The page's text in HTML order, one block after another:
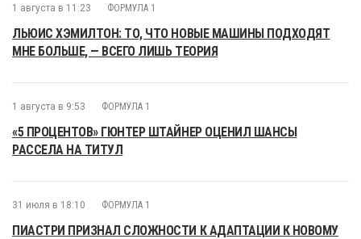
1 августа в 11:23 ФОРМУЛА 1
ЛЬЮИС ХЭМИЛТОН: ТО, ЧТО НОВЫЕ МАШИНЫ ПОДХОДЯТ
МНЕ БОЛЬШЕ, — ВСЕГО ЛИШЬ ТЕОРИЯ
1 августа в 9:53 ФОРМУЛА 1
«5 ПРОЦЕНТОВ» ГЮНТЕР ШТАЙНЕР ОЦЕНИЛ ШАНСЫ
РАССЕЛА НА ТИТУЛ
31 июля в 18:10 ФОРМУЛА 1
ПИАСТРИ ПРИЗНАЛ СЛОЖНОСТИ К АДАПТАЦИИ К НОВОМУ